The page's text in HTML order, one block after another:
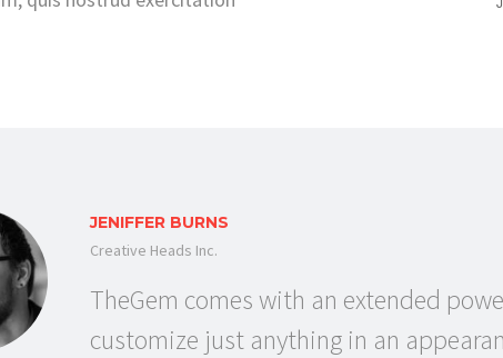
JENIFFER BURNS
Creative Heads Inc.
TheGem comes with an extended
customize just anything in an